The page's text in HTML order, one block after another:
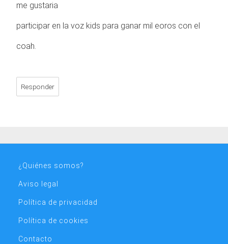
me gustaria
participar en la voz kids para ganar mil eoros con el
coah.
Responder
¿Quiénes somos?
Aviso legal
Política de privacidad
Política de cookies
Contacto